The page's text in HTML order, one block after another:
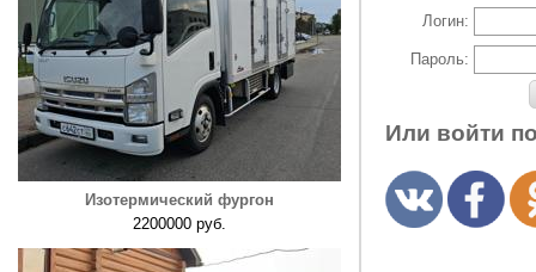
Изотермический фургон
2200000 руб.
Логин:
Пароль:
Или войти